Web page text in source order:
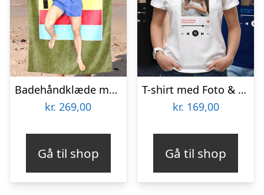
Badehåndklæde med Eget Foto – Sjovt Tryk
kr. 269,00
Gå til shop
T-shirt med Foto & Sang
kr. 169,00
Gå til shop